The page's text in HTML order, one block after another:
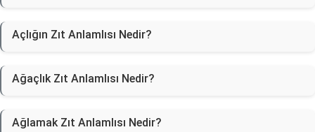
Açlığın Zıt Anlamlısı Nedir?
Ağaçlık Zıt Anlamlısı Nedir?
Ağlamak Zıt Anlamlısı Nedir?